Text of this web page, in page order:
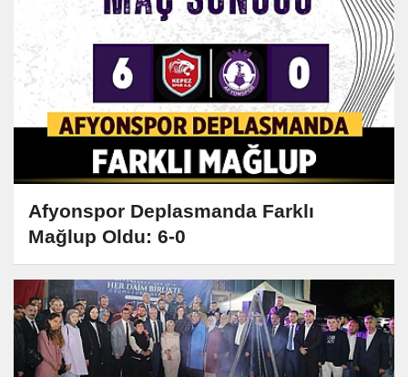
Afyonspor Deplasmanda Farklı
Mağlup Oldu: 6-0